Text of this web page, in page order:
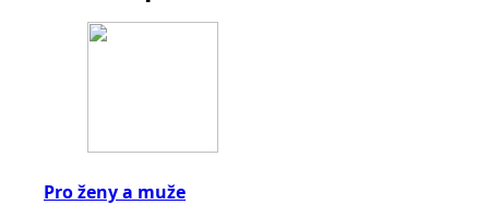
Pro ženy a muže